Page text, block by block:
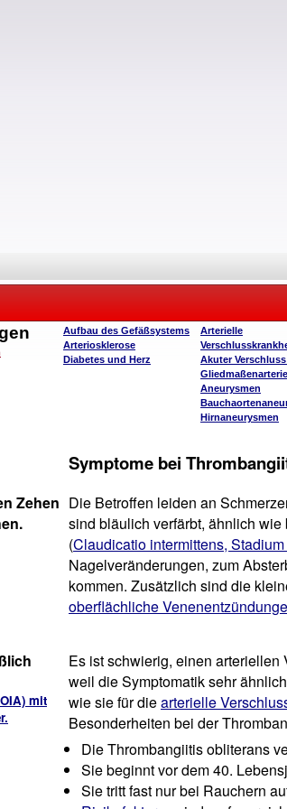
Aufbau des Gefäßsystems
Arteriosklerose
Diabetes und Herz
Arterielle
Akuter
Gliedmaßenarterie
Aneurysmen
Hirnaneurysmen
Symptome bei
Zehen Die Betroffen leiden an
sind bläulich verfärbt, ähnlich wie
(Claudicatio intermittens,
Nagelveränderungen, zum
kommen. Zusätzlich sind die
oberflächliche
mit
Es ist schwierig, einen
weil die Symptomatik sehr
wie sie für diearterielle
Besonderheiten bei der
Die Thrombangiitis obliterans
Sie beginnt vor dem 40.
Sie tritt fast nur bei Rauchern